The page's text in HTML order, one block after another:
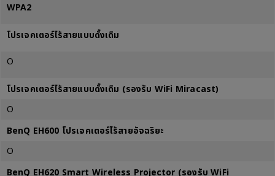
WPA2
โปรเจคเตอร์ไร้สายแบบดั้งเดิม
O
โปรเจคเตอร์ไร้สายแบบดั้งเดิม (รองรับ WiFi Miracast)
O
BenQ EH600 โปรเจคเตอร์ไร้สายอัจฉริยะ
O
BenQ EH620 Smart Wireless Projector (รองรับ WiFi